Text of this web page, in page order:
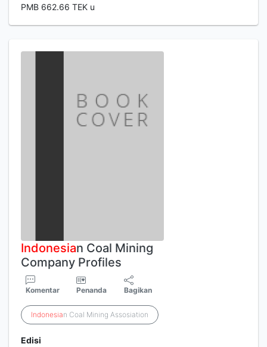
PMB 662.66 TEK u
Indonesian Coal Mining
Company Profiles
Komentar Penanda Bagikan
Indonesian Coal Mining Assosiation
Edisi